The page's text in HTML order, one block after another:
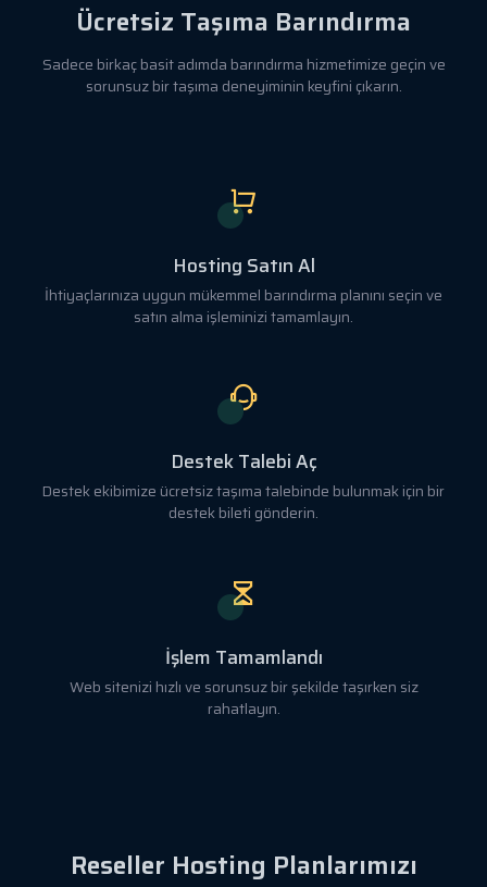
Ücretsiz Taşıma Barındırma
Sadece birkaç basit adımda barındırma hizmetimize geçin ve
sorunsuz bir taşıma deneyiminin keyfini çıkarın.
Hosting Satın Al
İhtiyaçlarınıza uygun mükemmel barındırma planını seçin ve
satın alma işleminizi tamamlayın.
Destek Talebi Aç
Destek ekibimize ücretsiz taşıma talebinde bulunmak için bir
destek bileti gönderin.
İşlem Tamamlandı
Web sitenizi hızlı ve sorunsuz bir şekilde taşırken siz
rahatlayın.
Reseller Hosting Planlarımızı